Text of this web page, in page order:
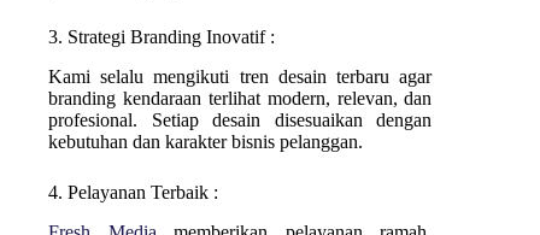
3. Strategi Branding Inovatif :
Kami selalu mengikuti tren desain terbaru agar
branding kendaraan terlihat modern, relevan, dan
profesional. Setiap desain disesuaikan dengan
kebutuhan dan karakter bisnis pelanggan.
4. Pelayanan Terbaik :